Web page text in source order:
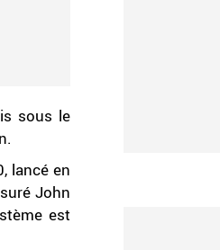
sous le
lancé en
John
est